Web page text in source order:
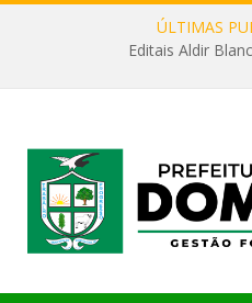
ÚLTIMAS
Editais Aldir